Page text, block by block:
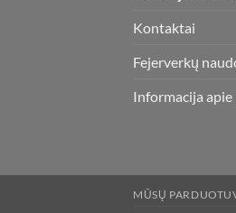
Kontaktai
Fejerverkų
Informacija
MŪSŲ